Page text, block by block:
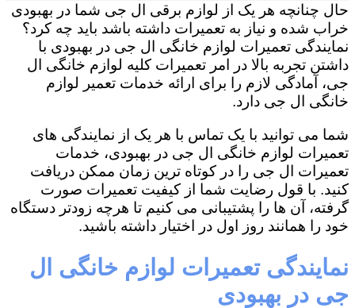
حال چنانچه هر یک از لوازم برقی ال جی شما در بهبودی
خراب شده و نیاز به تعمیرات داشته باشد باید چه کرد؟
نمایندگی تعمیرات لوازم خانگی ال جی در بهبودی با
داشتن تجربه بالا در امر تعمیرات کلیه لوازم خانگی ال
جی، آمادگی لازم را برای ارائه خدمات تعمیر لوازم
خانگی ال جی دارد.
شما می توانید با یک تماس با هر یک از نمایندگی های
تعمیرات لوازم خانگی ال جی در بهبودی، خدمات
تعمیرات ال جی را در کوتاه ترین زمان ممکن دریافت
کنید. با قول رضایت شما از کیفیت تعمیرات صورت
گرفته، آن ها را پشتیبانی می کنیم تا هرچه زودتر دستگاه
خود را همانند روز اول در اختیار داشته باشید.
نمایندگی تعمیرات لوازم خانگی ال
جی در بهبودی